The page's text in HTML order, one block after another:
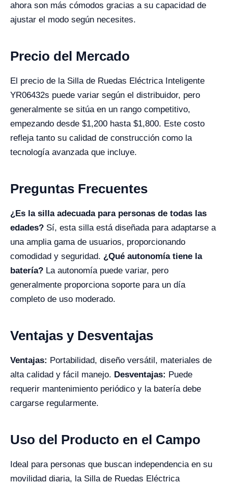
ahora son más cómodos gracias a su capacidad de
ajustar el modo según necesites.
Precio del Mercado
El precio de la Silla de Ruedas Eléctrica Inteligente
YR06432s puede variar según el distribuidor, pero
generalmente se sitúa en un rango competitivo,
empezando desde $1,200 hasta $1,800. Este costo
refleja tanto su calidad de construcción como la
tecnología avanzada que incluye.
Preguntas Frecuentes
¿Es la silla adecuada para personas de todas las
edades? Sí, esta silla está diseñada para adaptarse a
una amplia gama de usuarios, proporcionando
comodidad y seguridad. ¿Qué autonomía tiene la
batería? La autonomía puede variar, pero
generalmente proporciona soporte para un día
completo de uso moderado.
Ventajas y Desventajas
Ventajas: Portabilidad, diseño versátil, materiales de
alta calidad y fácil manejo. Desventajas: Puede
requerir mantenimiento periódico y la batería debe
cargarse regularmente.
Uso del Producto en el Campo
Ideal para personas que buscan independencia en su
movilidad diaria, la Silla de Ruedas Eléctrica